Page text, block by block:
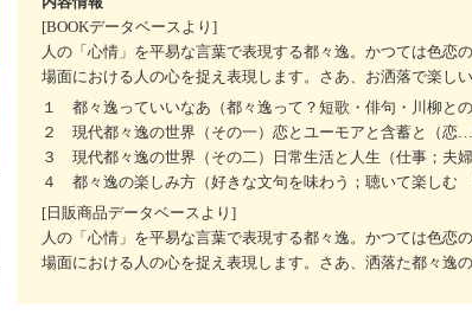
[BOOKデータベースより]
人の「心情」を平易な言葉で表現する都々逸。かつては色恋
場面における人の心を捉え表現します。さあ、お洒落で楽し
１ 都々逸っていいなあ（都々逸って？短歌・俳句・川柳と
２ 現代都々逸の世界（その一）恋とユーモアと含蓄と（恋
３ 現代都々逸の世界（その二）日常生活と人生（仕事；夫
４ 都々逸の楽しみ方（好きな文句を味わう；聴いて楽しむ
[日販商品データベースより]
人の「心情」を平易な言葉で表現する都々逸。かつては色恋
場面における人の心を捉え表現します。さあ、洒落た都々逸